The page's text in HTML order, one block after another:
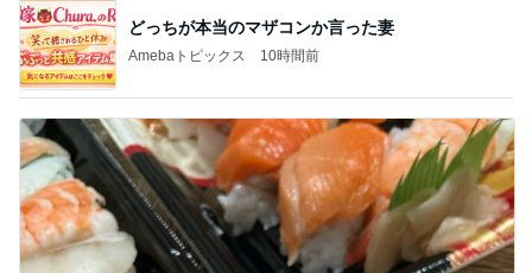
どっちが本当のマザコンか言った妻
Amebaトピックス 10時間前